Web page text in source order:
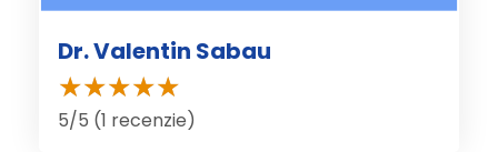
Dr. Valentin Sabau
5/5 (1 recenzie)